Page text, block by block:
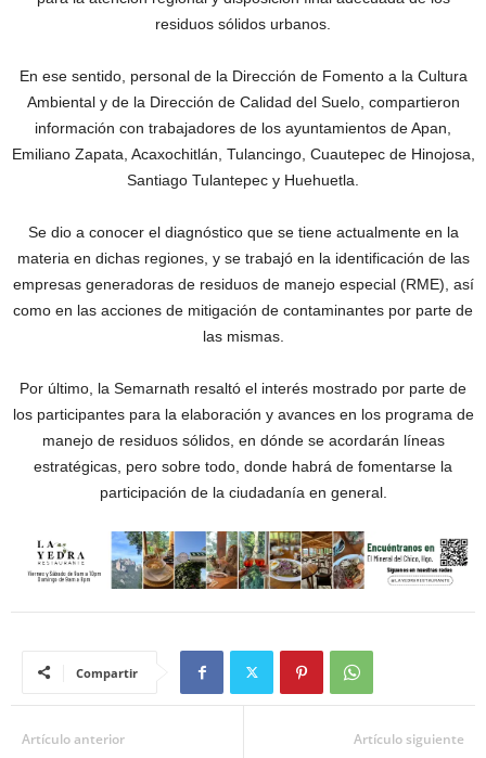
residuos sólidos urbanos.
En ese sentido, personal de la Dirección de Fomento a la Cultura
Ambiental y de la Dirección de Calidad del Suelo, compartieron
información con trabajadores de los ayuntamientos de Apan,
Emiliano Zapata, Acaxochitlán, Tulancingo, Cuautepec de Hinojosa,
Santiago Tulantepec y Huehuetla.
Se dio a conocer el diagnóstico que se tiene actualmente en la
materia en dichas regiones, y se trabajó en la identificación de las
empresas generadoras de residuos de manejo especial (RME), así
como en las acciones de mitigación de contaminantes por parte de
las mismas.
Por último, la Semarnath resaltó el interés mostrado por parte de
los participantes para la elaboración y avances en los programa de
manejo de residuos sólidos, en dónde se acordarán líneas
estratégicas, pero sobre todo, donde habrá de fomentarse la
participación de la ciudadanía en general.
Compartir
Artículo anterior Artículo siguiente